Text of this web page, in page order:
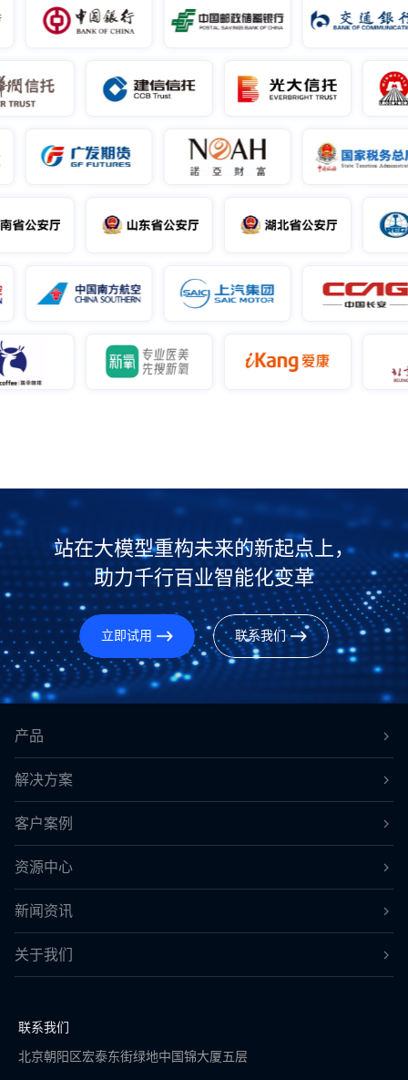
站在大模型重构未来的新起点上，
助力千行百业智能化变革
立即试用 联系我们
产品
解决方案
客户案例
资源中心
新闻资讯
关于我们
联系我们
北京朝阳区宏泰东街绿地中国锦大厦五层